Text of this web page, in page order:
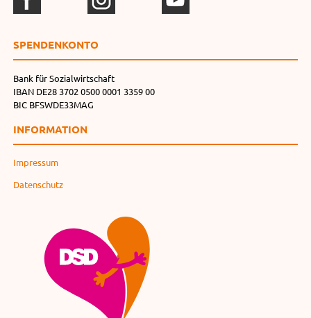
SPENDEN­KONTO
Bank für Sozialwirtschaft
IBAN DE28 3702 0500 0001 3359 00
BIC BFSWDE33MAG
INFORMATION
Impressum
Datenschutz